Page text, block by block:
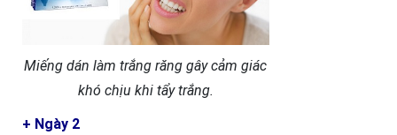
Miếng dán làm trắng răng gây cảm giác
khó chịu khi tẩy trắng.
+ Ngày 2